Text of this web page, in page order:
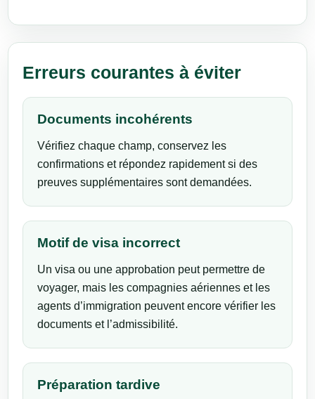
Erreurs courantes à éviter
Documents incohérents
Vérifiez chaque champ, conservez les
confirmations et répondez rapidement si des
preuves supplémentaires sont demandées.
Motif de visa incorrect
Un visa ou une approbation peut permettre de
voyager, mais les compagnies aériennes et les
agents d’immigration peuvent encore vérifier les
documents et l’admissibilité.
Préparation tardive